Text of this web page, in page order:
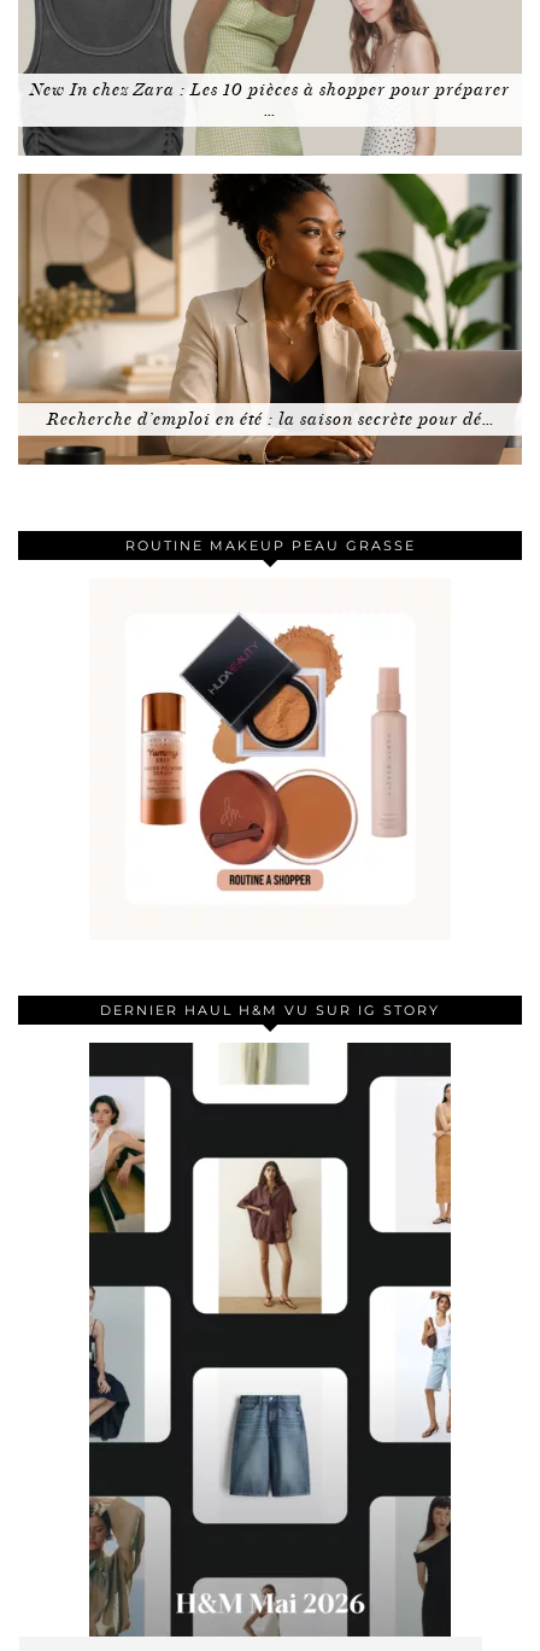
New In chez Zara : Les 10 pièces à shopper pour préparer
…
Recherche d’emploi en été : la saison secrète pour dé…
ROUTINE MAKEUP PEAU GRASSE
DERNIER HAUL H&M VU SUR IG STORY